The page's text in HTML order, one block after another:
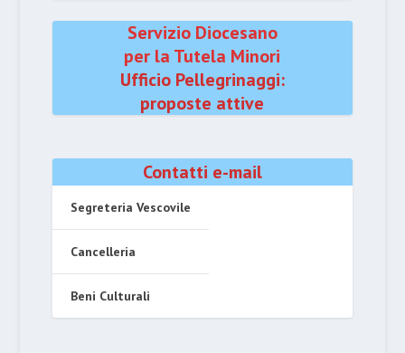
Servizio Diocesano
per la Tutela Minori
Ufficio Pellegrinaggi:
proposte attive
Contatti e-mail
Segreteria Vescovile
Cancelleria
Beni Culturali